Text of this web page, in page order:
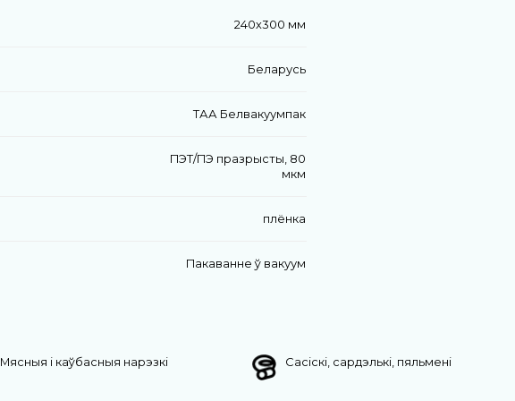
240х300 мм
Беларусь
ТАА Белвакуумпак
ПЭТ/ПЭ празрысты, 80
мкм
плёнка
Пакаванне ў вакуум
Мясныя і каўбасныя нарэзкі Сасіскі, сардэлькі, пяльмені